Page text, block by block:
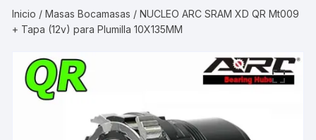
Inicio /Masas Bocamasas / NUCLEO ARC SRAM XD QR Mt009
+ Tapa (12v) para Plumilla 10X135MM